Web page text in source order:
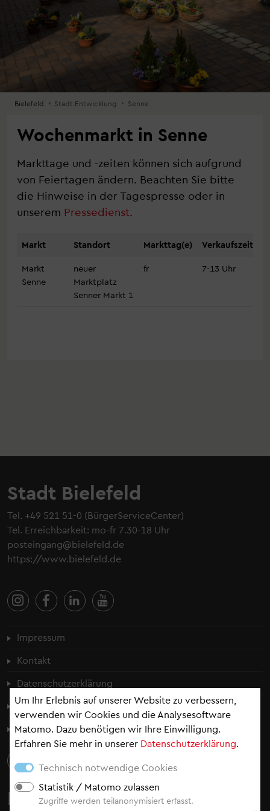
Um Ihr Erlebnis auf unserer Website zu verbessern,
verwenden wir Cookies und die Analysesoftware
Matomo. Dazu benötigen wir Ihre Einwilligung.
Erfahren Sie mehr in unserer Datenschutzerklärung.
Technisch notwendige Cookies
Statistik / Matomo zulassen
Zugriffe werden teilanonymisiert erfasst.
Bielefeld Stadt.Entwicklung Senne
Wochenmarkt in Senne
Markttage und -zeiten können sich aufgrund
von Feiertagen ändern. Beachten Sie bitte
die Hinweise in der Tagespresse oder in
unserem Pressedienst.
Markt Standort Markttag(e) Verkaufszeit
Markt
Senne
neuer
Marktplatz
Senner Markt 1
fr 7-13 Uhr
Stadt Bielefeld
Tel. +49 521 51-0 (BürgerServiceCenter)
Tel. Erreichbarkeit: mo-fr 7.30-18 Uhr
posteingang@bielefeld.de
https://www.bielefeld.de
Fußzeilenmenü
Impressum
Kontakt
Datenschutzerklärung
Cookie-Einstellungen
Erklärung zur Barrierefreiheit
Newsletter